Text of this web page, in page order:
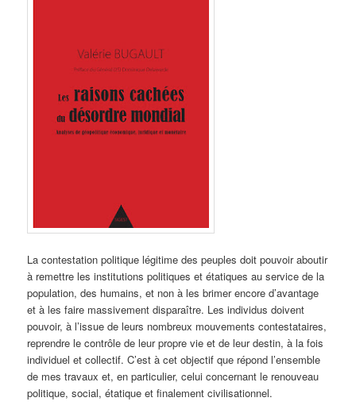
La contestation politique légitime des peuples doit pouvoir aboutir
à remettre les institutions politiques et étatiques au service de la
population, des humains, et non à les brimer encore d’avantage
et à les faire massivement disparaître. Les individus doivent
pouvoir, à l’issue de leurs nombreux mouvements contestataires,
reprendre le contrôle de leur propre vie et de leur destin, à la fois
individuel et collectif. C’est à cet objectif que répond l’ensemble
de mes travaux et, en particulier, celui concernant le renouveau
politique, social, étatique et finalement civilisationnel.